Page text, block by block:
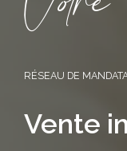
RÉSEAU DE
Vente